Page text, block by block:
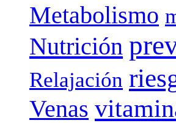
Metabolismo
Nutrición
Relajación
Venas